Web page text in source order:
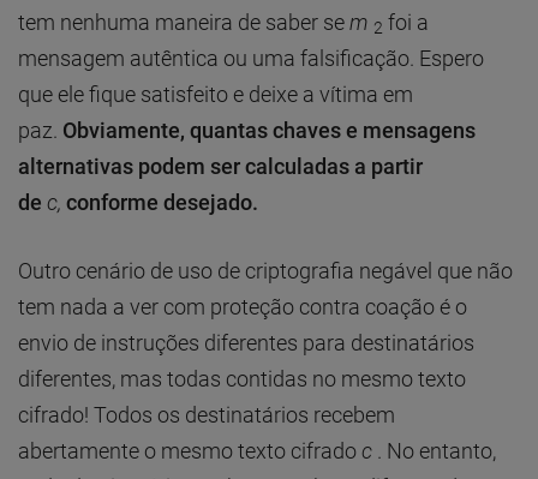
tem nenhuma maneira de saber sem 2 foi a
mensagem autêntica ou uma falsificação. Espero
que ele fique satisfeito e deixe a vítima em
paz. Obviamente, quantas chaves e mensagens
alternativas podem ser calculadas a partir
de c, conforme desejado.
Outro cenário de uso de criptografia negável que não
tem nada a ver com proteção contra coação é o
envio de instruções diferentes para destinatários
diferentes, mas todas contidas no mesmo texto
cifrado! Todos os destinatários recebem
abertamente o mesmo texto cifradoc . No entanto,